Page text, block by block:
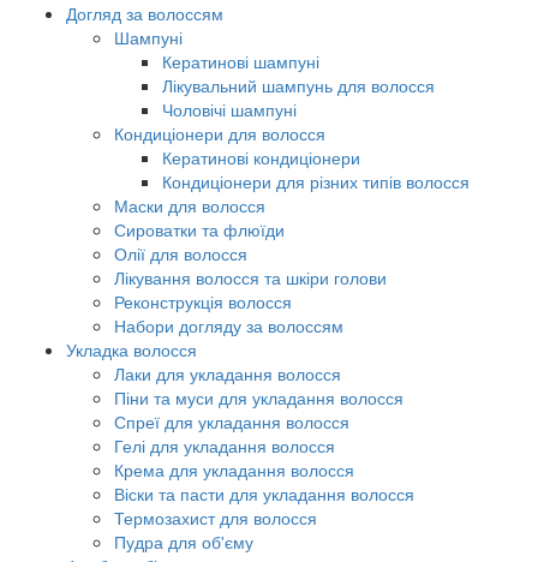
Догляд за волоссям
Шампуні
Кератинові шампуні
Лікувальний шампунь для волосся
Чоловічі шампуні
Кондиціонери для волосся
Кератинові кондиціонери
Кондиціонери для різних типів волосся
Маски для волосся
Сироватки та флюїди
Олії для волосся
Лікування волосся та шкіри голови
Реконструкція волосся
Набори догляду за волоссям
Укладка волосся
Лаки для укладання волосся
Піни та муси для укладання волосся
Спреї для укладання волосся
Гелі для укладання волосся
Крема для укладання волосся
Віски та пасти для укладання волосся
Термозахист для волосся
Пудра для об'єму